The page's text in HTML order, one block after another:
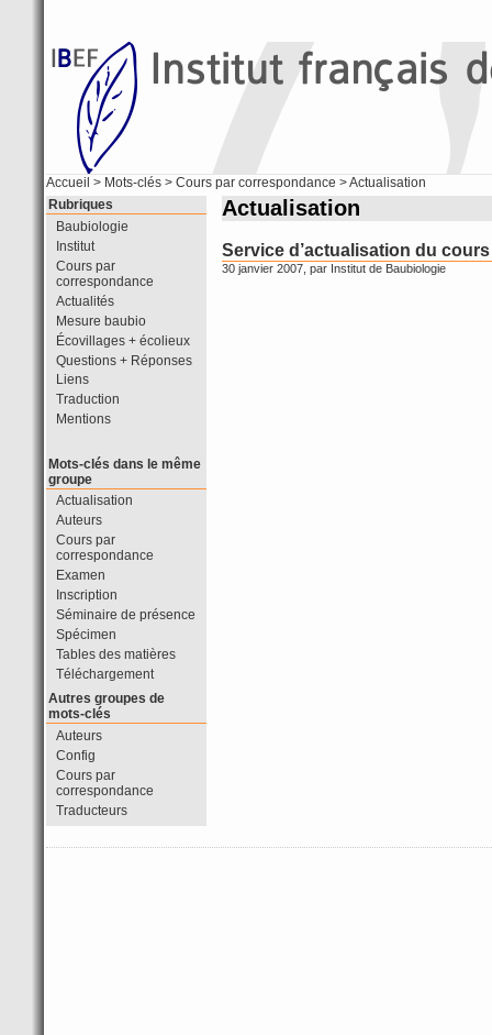
Accueil > Mots-clés > Cours par correspondance > Actualisation
Actualisation
Service d’actualisation du cours
30 janvier 2007, par Institut de Baubiologie
Rubriques
Baubiologie
Institut
Cours par
correspondance
Actualités
Mesure baubio
Écovillages + écolieux
Questions + Réponses
Liens
Traduction
Mentions
Mots-clés dans le même
groupe
Actualisation
Auteurs
Cours par
correspondance
Examen
Inscription
Séminaire de présence
Spécimen
Tables des matières
Téléchargement
Autres groupes de
mots-clés
Auteurs
Config
Cours par
correspondance
Traducteurs